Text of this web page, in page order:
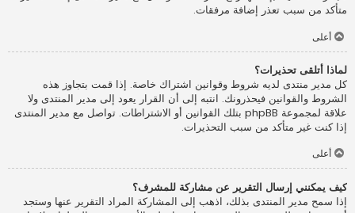
متأكد من سبب تعذر إضافة مرفقات.
أعلى
لماذا أتلقى تحذيرات؟
كل مدير منتدى لديه شروط وقوانين اشتراك خاصة. إذا قمت بتجاوز هذه
الشروط والقوانين فيحذرونك. انتبه إلى أن القرار يعود إلى مدير المنتدى ولا
علاقة لمجموعة phpBB بتلك القوانين أو الاشتراطات. تواصل مع مدير المنتدى
إذا كنت غير متأكد من سبب التحذيرات.
أعلى
كيف يمكنني إرسال التقرير عن مشاركة للمشرف؟
إذا سمح مدير المنتدى بذلك، اذهب إلى المشاركة المراد التقرير عنها وستجد